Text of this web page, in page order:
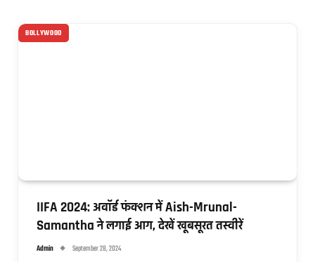
BOLLYWOOD
IIFA 2024: अवॉर्ड फंक्शन में Aish-Mrunal-
Samantha ने लगाई आग, देखें खूबसूरत तस्वीरें
Admin September 28, 2024